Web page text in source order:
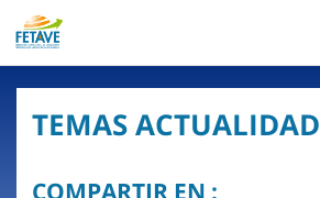
TEMAS ACTUALIDAD
COMPARTIR EN :